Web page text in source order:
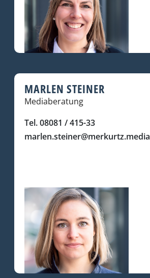
MARLEN STEINER
Mediaberatung
Tel. 08081 / 415-33
marlen.steiner@merkurtz.media